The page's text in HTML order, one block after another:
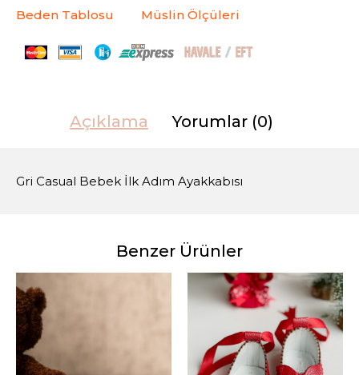
Beden Tablosu Müslin Ölçüleri
Açıklama Yorumlar (0)
Gri Casual Bebek İlk Adım Ayakkabısı
Benzer Ürünler